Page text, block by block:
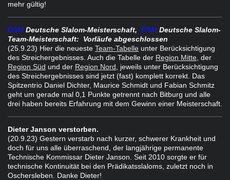
mehr gültig!
DSM Deutsche Slalom-Meisterschaft, DSM Deutsche Slalom-
Team-Meisterschaft:
Vorläufe abgeschlossen
(25.9.23) Hier die neueste Team-Tabelle unter Berücksichtigung
des Streichergebnisses. Auch die Tabelle der Region Mitte , der
Region Süd und der Region Nord , jeweils unter Berücksichtigung
des Streichergebnisses sind jetzt (fast) komplett korrekt. Das
Spitzentrio Daniel Dichter, Maurice Schmidt und Fabian Schmitz
geht um gerade mal 0,1 Punkte getrennt nach Bitburg und alle
drei haben bereits Erfahrung mit dem Gewinn einer Meisterschaft.
Dieter Janson verstorben.
(20.9.23) Gestern verstarb nach kurzer, schwerer Krankheit und
doch für uns alle überraschend, der langjährige permanente
Technische Kommissar Dieter Janson. Seit 2010 sorgte er für
technische Kontinuität bei den Prädikatsslaloms, zuletzt noch in
Oschersleben. Danke Dieter!